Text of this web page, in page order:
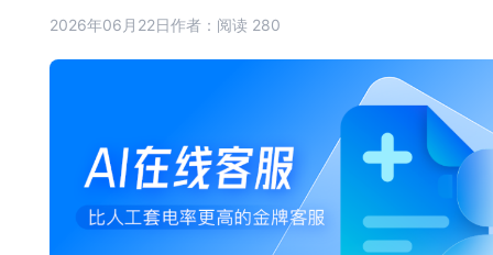
2026年06月22日作者： 阅读 280